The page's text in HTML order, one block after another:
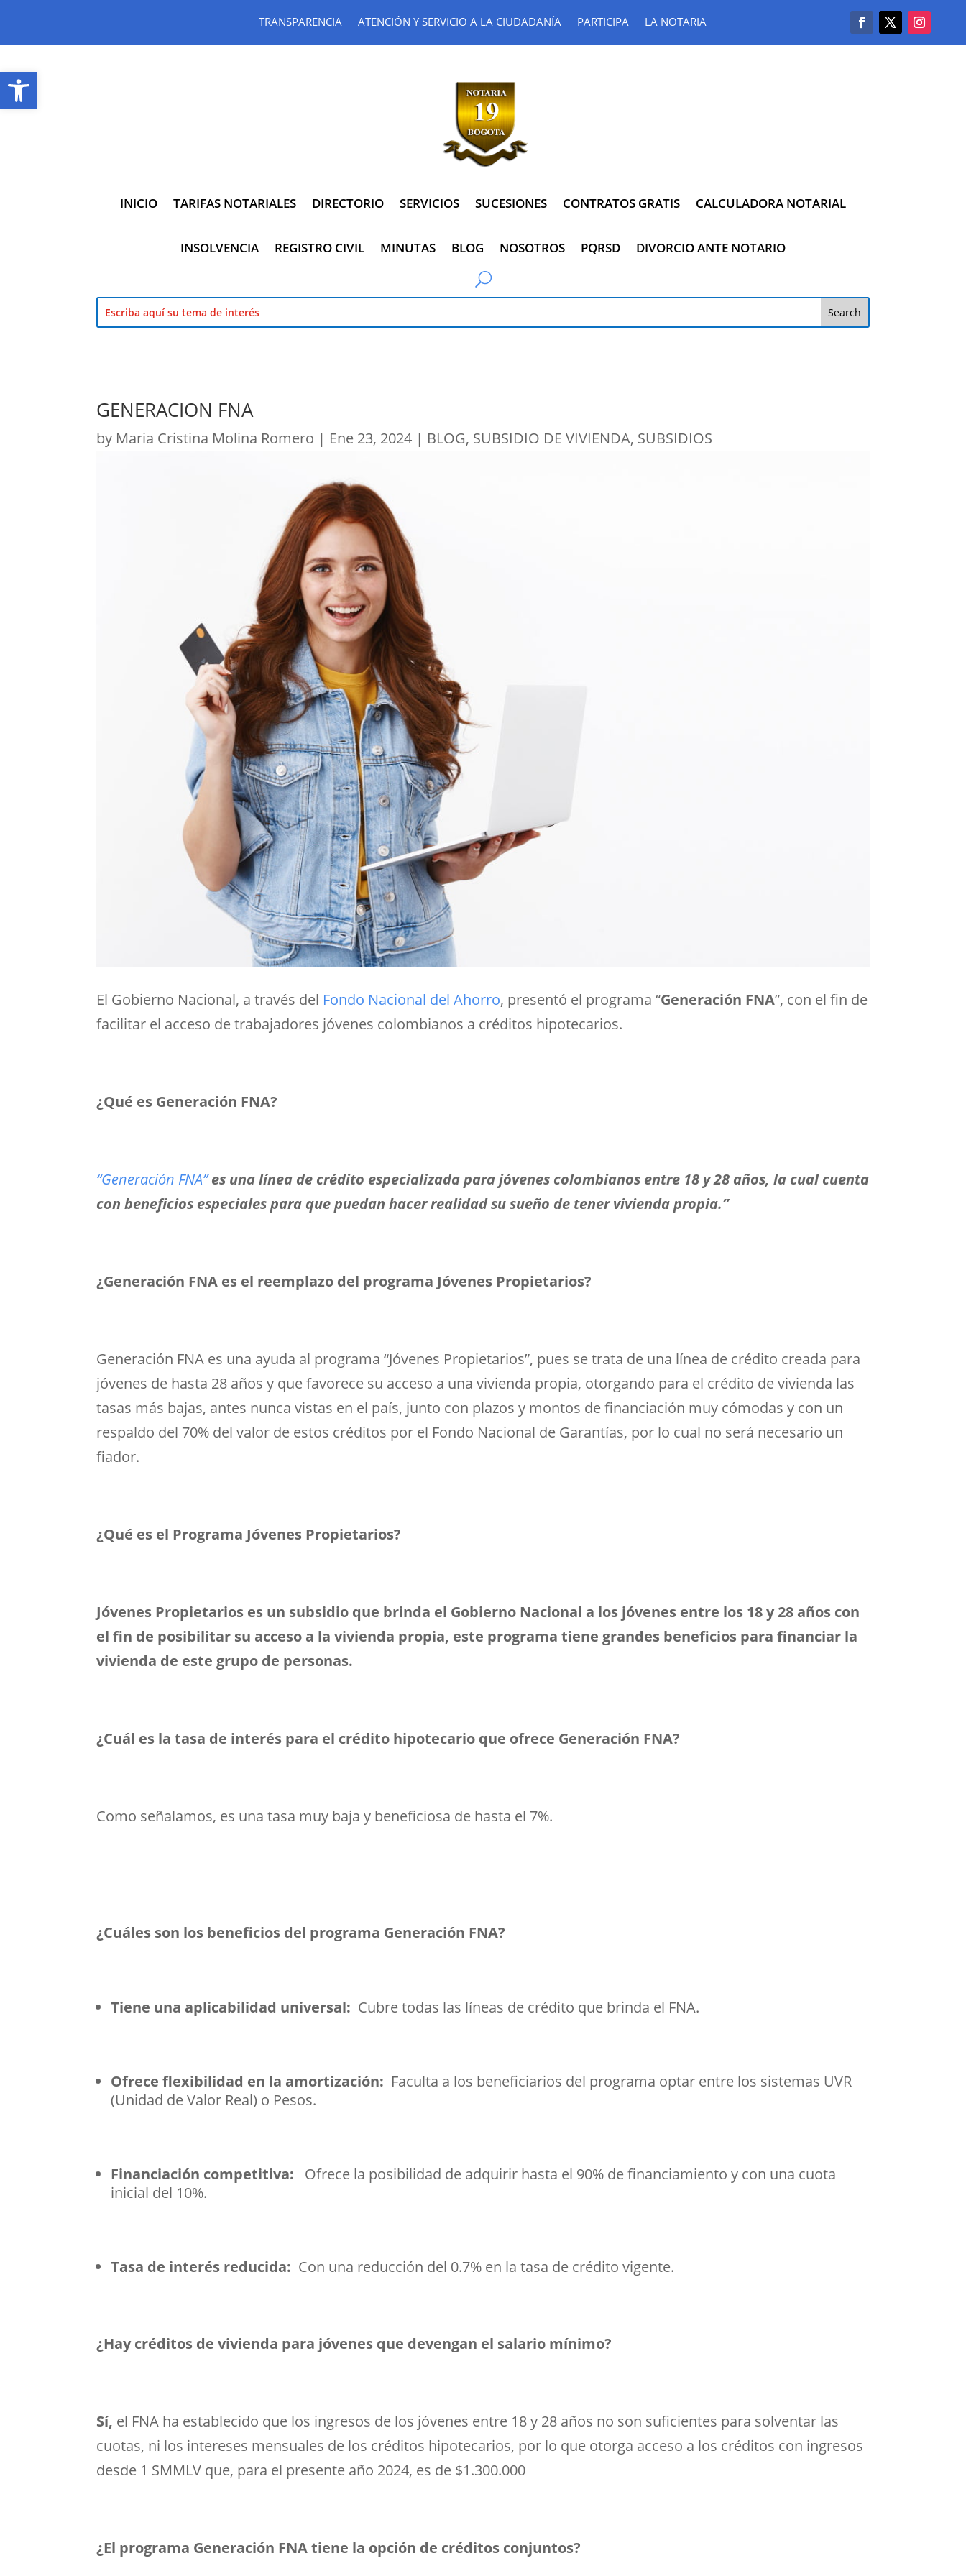
Abrir barra de herramientas
TRANSPARENCIA ATENCIÓN Y SERVICIO A LA CIUDADANÍA PARTICIPA LA NOTARIA
INICIO TARIFAS NOTARIALES DIRECTORIO SERVICIOS SUCESIONES CONTRATOS GRATIS CALCULADORA NOTARIAL
INSOLVENCIA REGISTRO CIVIL MINUTAS BLOG NOSOTROS PQRSD DIVORCIO ANTE NOTARIO
GENERACION FNA
by Maria Cristina Molina Romero | Ene 23, 2024 | BLOG, SUBSIDIO DE VIVIENDA, SUBSIDIOS
El Gobierno Nacional, a través del Fondo Nacional del Ahorro, presentó el programa “Generación FNA”, con el fin de
facilitar el acceso de trabajadores jóvenes colombianos a créditos hipotecarios.
¿Qué es Generación FNA?
“Generación FNA”es una línea de crédito especializada para jóvenes colombianos entre 18 y 28 años, la cual cuenta
con beneficios especiales para que puedan hacer realidad su sueño de tener vivienda propia.”
¿Generación FNA es el reemplazo del programa Jóvenes Propietarios?
Generación FNA es una ayuda al programa “Jóvenes Propietarios”, pues se trata de una línea de crédito creada para
jóvenes de hasta 28 años y que favorece su acceso a una vivienda propia, otorgando para el crédito de vivienda las
tasas más bajas, antes nunca vistas en el país, junto con plazos y montos de financiación muy cómodas y con un
respaldo del 70% del valor de estos créditos por el Fondo Nacional de Garantías, por lo cual no será necesario un
fiador.
¿Qué es el Programa Jóvenes Propietarios?
Jóvenes Propietarios es un subsidio que brinda el Gobierno Nacional a los jóvenes entre los 18 y 28 años con
el fin de posibilitar su acceso a la vivienda propia, este programa tiene grandes beneficios para financiar la
vivienda de este grupo de personas.
¿Cuál es la tasa de interés para el crédito hipotecario que ofrece Generación FNA?
Como señalamos, es una tasa muy baja y beneficiosa de hasta el 7%.
¿Cuáles son los beneficios del programa Generación FNA?
Tiene una aplicabilidad universal: Cubre todas las líneas de crédito que brinda el FNA.
Ofrece flexibilidad en la amortización: Faculta a los beneficiarios del programa optar entre los sistemas UVR
(Unidad de Valor Real) o Pesos.
Financiación competitiva:
Ofrece la posibilidad de adquirir hasta el 90% de financiamiento y con una cuota
inicial del 10%.
Tasa de interés reducida: Con una reducción del 0.7% en la tasa de crédito vigente.
¿Hay créditos de vivienda para jóvenes que devengan el salario mínimo?
Sí, el FNA ha establecido que los ingresos de los jóvenes entre 18 y 28 años no son suficientes para solventar las
cuotas, ni los intereses mensuales de los créditos hipotecarios, por lo que otorga acceso a los créditos con ingresos
desde 1 SMMLV que, para el presente año 2024, es de $1.300.000
¿El programa Generación FNA tiene la opción de créditos conjuntos?